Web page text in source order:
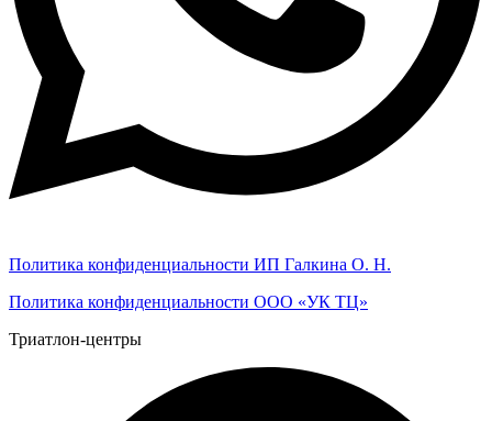
Политика конфиденциальности ИП Галкина О. Н.
Политика конфиденциальности ООО «УК ТЦ»
Триатлон-центры